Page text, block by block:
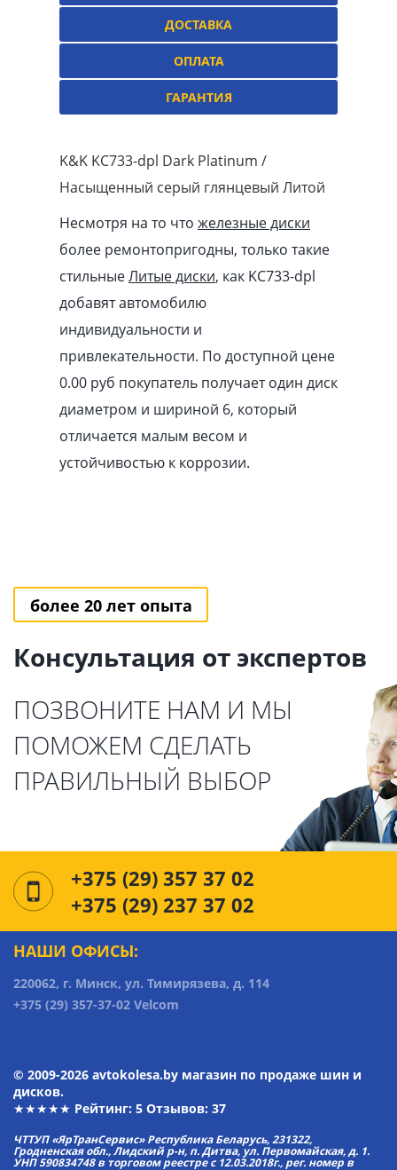
ДОСТАВКА
ОПЛАТА
ГАРАНТИЯ
K&K KC733-dpl Dark Platinum /
Насыщенный серый глянцевый Литой
Несмотря на то что железные диски
более ремонтопригодны, только такие
стильныеЛитые диски, как KC733-dpl
добавят автомобилю
индивидуальности и
привлекательности. По доступной цене
0.00 pуб покупатель получает один диск
диаметром и шириной 6, который
отличается малым весом и
устойчивостью к коррозии.
более 20 лет опыта
Консультация от экспертов
ПОЗВОНИТЕ НАМ И МЫ
ПОМОЖЕМ СДЕЛАТЬ
ПРАВИЛЬНЫЙ ВЫБОР
+375 (29) 357 37 02
+375 (29) 237 37 02
НАШИ ОФИСЫ:
220062, г. Минск, ул. Тимирязева, д. 114
+375 (29) 357-37-02 Velcom
© 2009-2026 avtokolesa.by магазин по продаже шин и
дисков.
★★★★★ Рейтинг: 5 Отзывов: 37
ЧТТУП «ЯрТранСервис» Республика Беларусь, 231322,
Гродненская обл., Лидский р-н, п. Дитва, ул. Первомайская, д. 1.
УНП 590834748 в торговом реестре с 12.03.2018г., рег. номер в